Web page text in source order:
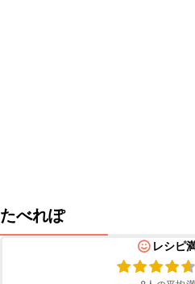
たべれぽ
レシピ